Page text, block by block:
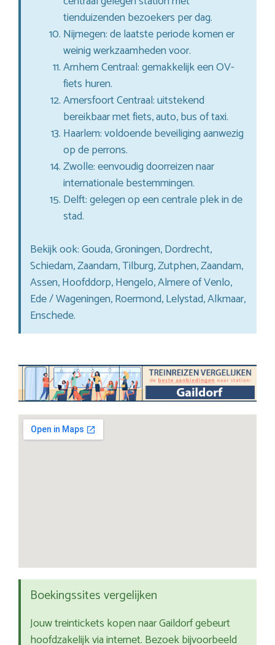
tienduizenden bezoekers per dag.
Nijmegen: de laatste periode komen er
weinig werkzaamheden voor.
Arnhem Centraal: gemakkelijk een OV-
fiets huren.
Amersfoort Centraal: uitstekend
bereikbaar met fiets, auto, bus of taxi.
Haarlem: voldoende beveiliging aanwezig
op de perrons.
Zwolle: eenvoudig doorreizen naar
internationale bestemmingen.
Delft: gelegen op een centrale plek in de
stad.
Bekijk ook: Gouda, Groningen, Dordrecht,
Schiedam, Zaandam, Tilburg, Zutphen, Zaandam,
Assen, Hoofddorp, Hengelo, Almere of Venlo,
Ede / Wageningen, Roermond, Lelystad, Alkmaar,
Enschede.
Boekingssites vergelijken
Jouw treintickets kopen naar Gaildorf gebeurt
hoofdzakelijk via internet. Bezoek bijvoorbeeld